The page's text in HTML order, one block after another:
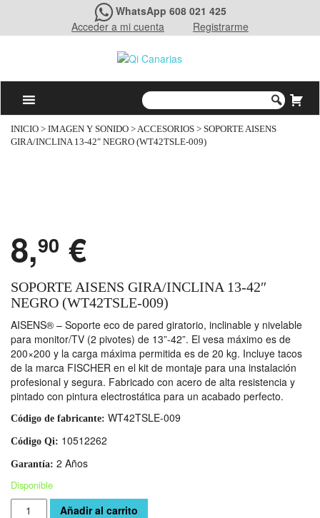
WhatsApp 608 021 425
Acceder a mi cuenta
Registrarme
INICIO > IMAGEN Y SONIDO >ACCESORIOS > SOPORTE AISENS
GIRA/INCLINA 13-42″ NEGRO (WT42TSLE-009)
8,90 €
SOPORTE AISENS GIRA/INCLINA 13-42″
NEGRO (WT42TSLE-009)
AISENS® – Soporte eco de pared giratorio, inclinable y nivelable
para monitor/TV (2 pivotes) de 13”-42”. El vesa máximo es de
200×200 y la carga máxima permitida es de 20 kg. Incluye tacos
de la marca FISCHER en el kit de montaje para una instalación
profesional y segura. Fabricado con acero de alta resistencia y
pintado con pintura electrostática para un acabado perfecto.
Código de fabricante: WT42TSLE-009
Código Qi: 10512262
Garantía: 2 Años
Disponible
Cantidad Añadir al carrito